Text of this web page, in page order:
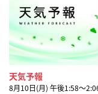
天気予報
8月10日(月) 午後1:58〜